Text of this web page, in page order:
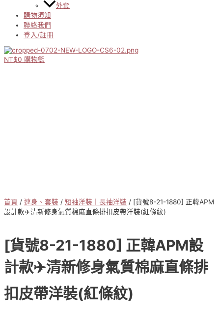
外套
購物須知
聯絡我們
登入/註冊
NT$0 購物籃
首頁 / 連身、套裝 / 短袖洋裝｜長袖洋裝 / [貨號8-21-1880] 正韓APM
設計款✈️清新修身氣質棉麻直條排扣皮帶洋裝(紅條紋)
[貨號8-21-1880] 正韓APM設
計款✈️清新修身氣質棉麻直條排
扣皮帶洋裝(紅條紋)